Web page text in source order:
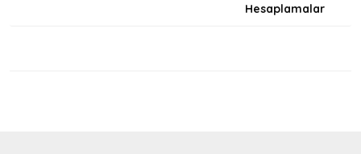
Hesaplamalar